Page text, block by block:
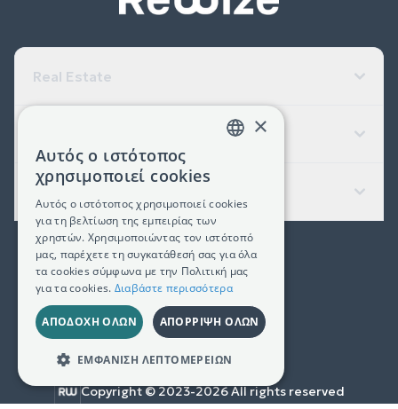
Real Estate
Χρήσιμοι Σύνδεσμοι
(+30) 2311 24.15.60
FacebookInstagram
Γ.Ε.ΜΗ. 181367406000
Copyright © 2023-2026All rights reserved
×
Αυτός ο ιστότοπος
χρησιμοποιεί cookies
Αυτός ο ιστότοπος χρησιμοποιεί cookies
για τη βελτίωση της εμπειρίας των
χρηστών. Χρησιμοποιώντας τον ιστότοπό
μας, παρέχετε τη συγκατάθεσή σας για όλα
τα cookies σύμφωνα με την Πολιτική μας
για τα cookies. Διαβάστε περισσότερα
ΑΠΟΔΟΧΉ ΌΛΩΝ ΑΠΌΡΡΙΨΗ ΌΛΩΝ
ΕΜΦΆΝΙΣΗ ΛΕΠΤΟΜΕΡΕΙΏΝ